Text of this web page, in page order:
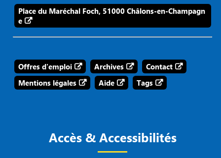
Place du Maréchal Foch, 51000 Châlons-en-Champagn
e
Offres d'emploi Archives
Contact
Mentions légales
Aide Tags
Accès & Accessibilités